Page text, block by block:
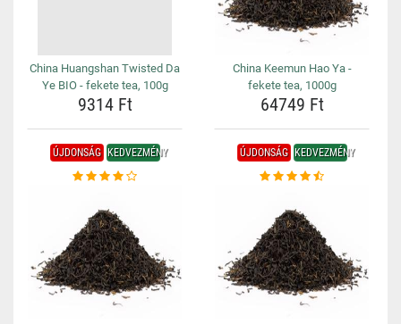
China Huangshan Twisted Da
Ye BIO - fekete tea, 100g
9314 Ft
China Keemun Hao Ya -
fekete tea, 1000g
64749 Ft
ÚJDONSÁG KEDVEZMÉNY ÚJDONSÁG KEDVEZMÉNY